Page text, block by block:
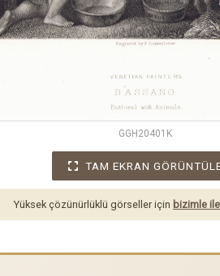
GGH20401K
TAM EKRAN
Yüksek çözünürlüklü görseller için bizimle